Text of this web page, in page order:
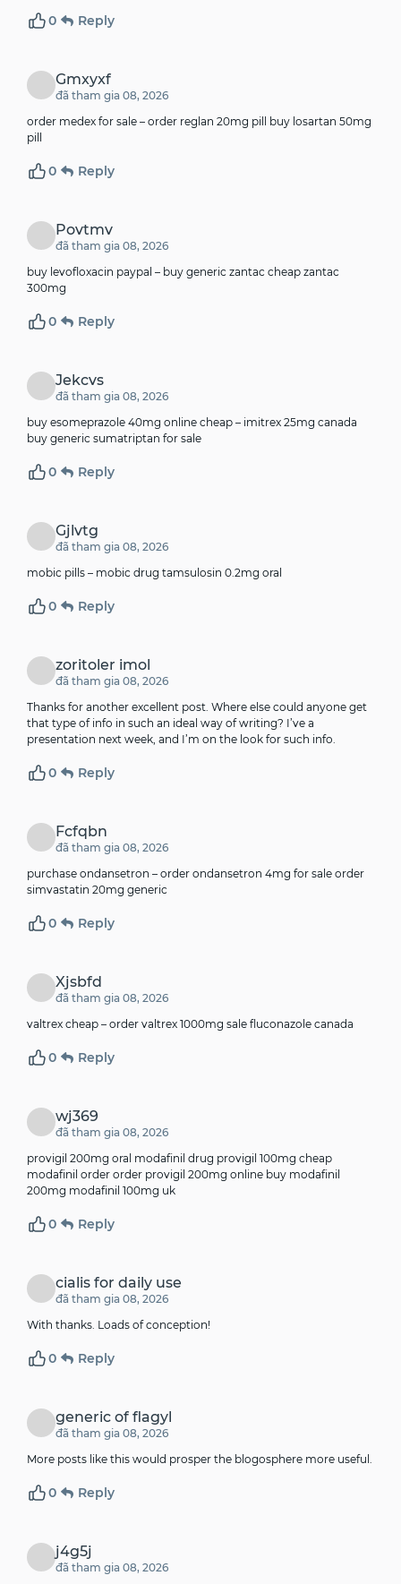
0 Reply
Gmxyxf
đã tham gia 08, 2026
order medex for sale – order reglan 20mg pill
buy losartan 50mg
pill
0 Reply
Povtmv
đã tham gia 08, 2026
buy levofloxacin paypal – buy generic zantac cheap zantac
300mg
0 Reply
Jekcvs
đã tham gia 08, 2026
buy esomeprazole 40mg online cheap – imitrex 25mg canada
buy generic sumatriptan for sale
0 Reply
Gjlvtg
đã tham gia 08, 2026
mobic pills – mobic drug tamsulosin 0.2mg oral
0 Reply
zoritoler imol
đã tham gia 08, 2026
Thanks for another excellent post. Where else could anyone get
that type of info in such an ideal way of writing? I’ve a
presentation next week, and I’m on the look for such info.
0 Reply
Fcfqbn
đã tham gia 08, 2026
purchase ondansetron – order ondansetron 4mg for sale order
simvastatin 20mg generic
0 Reply
Xjsbfd
đã tham gia 08, 2026
valtrex cheap – order valtrex 1000mg sale fluconazole canada
0 Reply
wj369
đã tham gia 08, 2026
provigil 200mg oral modafinil drug provigil 100mg cheap
modafinil order order provigil 200mg online buy modafinil
200mg modafinil 100mg uk
0 Reply
cialis for daily use
đã tham gia 08, 2026
With thanks. Loads of conception!
0 Reply
generic of flagyl
đã tham gia 08, 2026
More posts like this would prosper the blogosphere more useful.
0 Reply
j4g5j
đã tham gia 08, 2026